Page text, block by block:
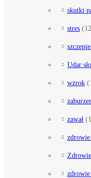
skutki
stres
Udar
wzrok
zawał
zdrowie